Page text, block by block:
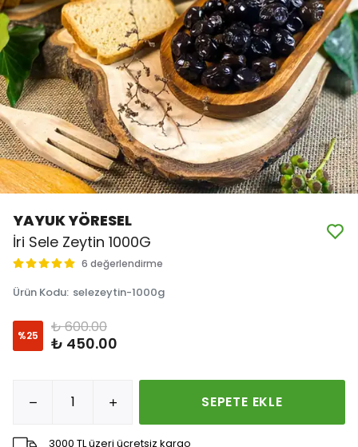
YAYUK YÖRESEL
İri Sele Zeytin 1000G
6 değerlendirme
Ürün Kodu: selezeytin-1000g
%25 ₺ 600.00
₺ 450.00
SEPETE EKLE
3000 TL üzeri ücretsiz kargo